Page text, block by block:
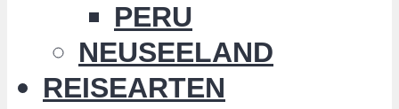
PERU
NEUSEELAND
REISEARTEN